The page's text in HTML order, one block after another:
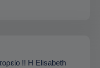
!! Η Elisabeth